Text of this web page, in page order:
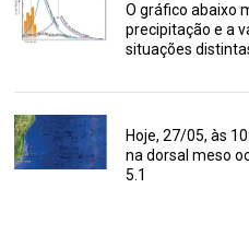
O gráfico abaixo
precipitação e a
situações
Hoje, 27/05, às
na dorsal meso
5.1